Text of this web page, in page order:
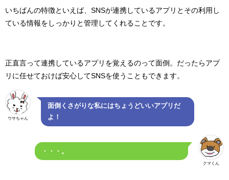
いちばんの特徴といえば、SNSが連携しているアプリとその利用し
ている情報をしっかりと管理してくれることです。
正直言って連携しているアプリを覚えるのって面倒。だったらアプ
リに任せておけば安心してSNSを使うこともできます。
ウサちゃん
面倒くさがりな私にはちょうどいいアプリだ
よ！
クマくん
・・・。